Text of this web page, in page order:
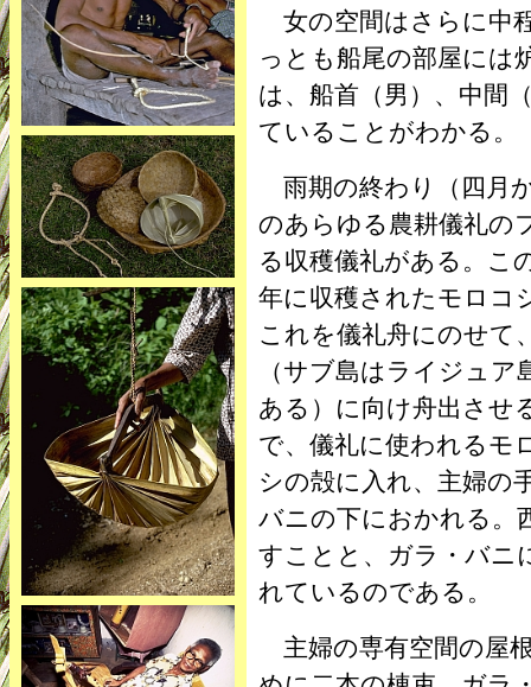
女の空間はさらに中
っとも船尾の部屋には
は、船首（男）、中間
ていることがわかる。
雨期の終わり（四月
のあらゆる農耕儀礼の
る収穫儀礼がある。こ
年に収穫されたモロコ
これを儀礼舟にのせて
（サブ島はライジュ
ある）に向け舟出させ
で、儀礼に使われるモ
シの殻に入れ、主婦の
バニの下におかれる。
すことと、ガラ・バニ
れているのである。
主婦の専有空間の屋